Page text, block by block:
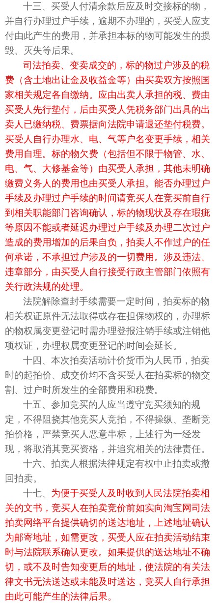
十三、买受人付清余款后应及时交接标的物，
并自行办理过户手续，逾期不办理的，买受人应支
付由此产生的费用，并承担本标的物可能发生的损
毁、灭失等后果。
司法拍卖、变卖成交的，标的物过户涉及的税
费（含土地出让金及收益金等）由买卖双方按照国
家相关规定各自缴纳。应由出卖人承担的税、费由
买受人先行垫付，后由买受人凭税务部门出具的出
卖人已缴纳税、费票据向法院申请退还垫付税费。
买受人自行办理水、电、气等户名变更手续，相关
费用自理。 标的物欠费（包括但不限于物管、水、
电、气、大修基金等）由买受人承担 ， 其他未明确
缴费义务人的费用也由买受人承担。 能否办理过户
手续及办理过户手续的时间请竞买人在竞买前自行
到相关职能部门咨询确认，标的物现状及存在瑕疵
等原因不能或者延迟办理过户手续及办理二次过户
造成的费用增加的后果自负，拍卖人不作过户的任
何承诺，不承担过户涉及的一切费用。涉及违法、
违章部分，由买受人自行接受行政主管部门依照有
关行政法规的处理。
法院解除查封手续需要一定时间，拍卖标的物
相关权证原件无法取得或存在担保物权的，办理标
的物权属变更登记时需办理登报注销手续或注销他
项权证，办理权属变更登记的时间会延长。
十四、本次拍卖活动计价货币为人民币，拍卖
时的起拍价、成交价均不含买受人在拍卖标的物交
割、过户时所发生的全部费用和税费。
十五、参加竞买的人应当遵守竞买须知的规
定，不得阻挠其他竞买人竞拍，不得操纵、垄断竞
拍价格，严禁竞买人恶意串标，上述行为一经发
现，将取消其竞买资格，并追究相关的法律责任。
十六、拍卖人根据法律规定有权中止拍卖或撤
回拍卖。
十七、 为便于买受人及时收到人民法院拍卖相
关的文书，竞买人在拍卖竞价前如实向淘宝网司法
拍卖网络平台提供确切的送达地址，上述地址确认
为邮寄地址，如需更改，买受人应在拍卖活动结束
时与法院联系确认更改。如果提供的送达地址不确
切，或不及时告知变更后的地址，使法院的有关法
律文书无法送达或未能及时送达，竞买人自行承担
由此可能产生的法律后果。